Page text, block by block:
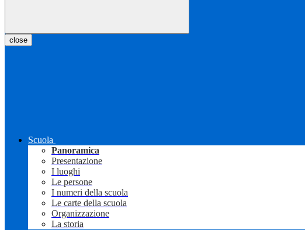
close
Scuola
Panoramica
Presentazione
I luoghi
Le persone
I numeri della scuola
Le carte della scuola
Organizzazione
La storia